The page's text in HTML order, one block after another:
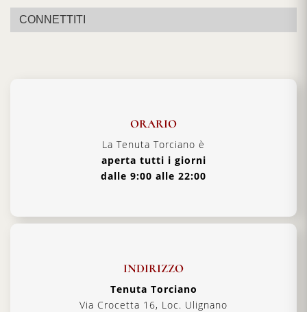
CONNETTITI
ORARIO
La Tenuta Torciano è
aperta tutti i giorni
dalle 9:00 alle 22:00
INDIRIZZO
Tenuta Torciano
Via Crocetta 16, Loc. Ulignano